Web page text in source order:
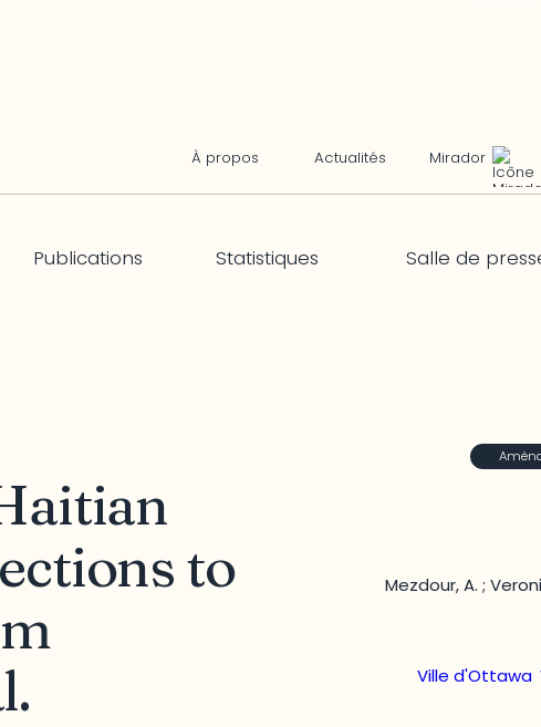
À propos Actualités Mirador
Publications Statistiques Salle de
to
Mezdour, A. ;
Ville d'Ottawa,